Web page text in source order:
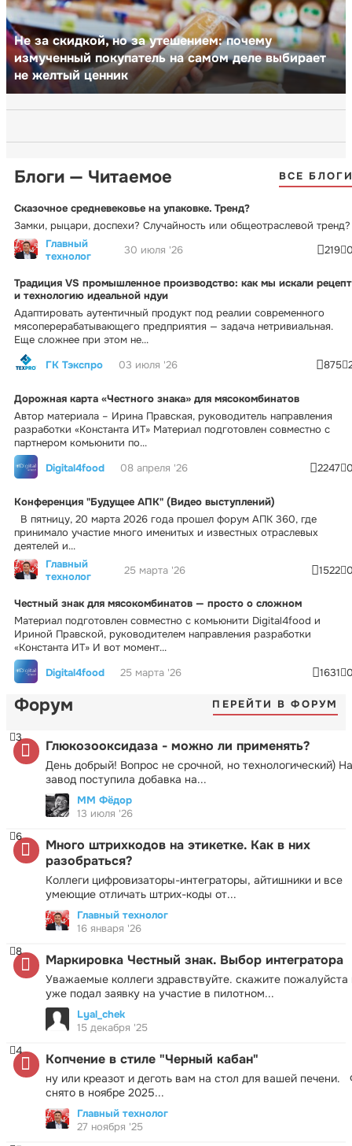
Не за скидкой, но за утешением: почему
измученный покупатель на самом деле выбирает
не желтый ценник
Блоги — Читаемое ВСЕ
Сказочное средневековье на упаковке. Тренд?
Замки, рыцари, доспехи? Случайность или общеотраслевой тренд?
Главный
технолог
30 июля '26 219
Традиция VS промышленное производство: как мы искали рецепт
и технологию идеальной ндуи
Адаптировать аутентичный продукт под реалии современного
мясоперерабатывающего предприятия — задача нетривиальная.
Еще сложнее при этом не...
ГК Тэкспро
03 июля '26 875
Дорожная карта «Честного знака» для мясокомбинатов
Автор материала – Ирина Правская, руководитель направления
разработки «Константа ИТ» Материал подготовлен совместно с
партнером комьюнити по...
Digital4food
08 апреля '26 2247
Конференция "Будущее АПК" (Видео выступлений)
В пятницу, 20 марта 2026 года прошел форум АПК 360, где
принимало участие много именитых и известных отраслевых
деятелей и...
Главный
технолог
25 марта '26 1522
Честный знак для мясокомбинатов — просто о сложном
Материал подготовлен совместно с комьюнити Digital4food и
Ириной Правской, руководителем направления разработки
«Константа ИТ» И вот момент...
Digital4food
25 марта '26 1631
Форум ПЕРЕЙТИ В ФОРУМ
Глюкозооксидаза - можно ли применять?
День добрый! Вопрос не срочной, но технологический) На
завод поступила добавка на...
3
ММ Фёдор
13 июля '26
Много штрихкодов на этикетке. Как в них
разобраться?
Коллеги цифровизаторы-интеграторы, айтишники и все
умеющие отличать штрих-коды от...
6
Главный технолог
16 января '26
Маркировка Честный знак. Выбор интегратора
Уважаемые коллеги здравствуйте. скажите пожалуйста
уже подал заявку на участие в пилотном...
8
Lyal_chek
15 декабря '25
Копчение в стиле "Черный кабан"
ну или креазот и деготь вам на стол для вашей печени.
снято в ноябре 2025...
4
Главный технолог
27 ноября '25